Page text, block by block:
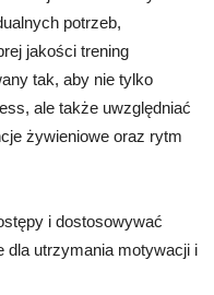
potrzeb,
jakości trening
tak, aby nie tylko
ale także uwzględniać
żywieniowe oraz rytm
i dostosowywać
dla utrzymania motywacji i